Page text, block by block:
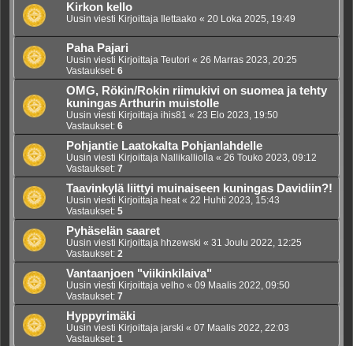
Kirkon kello
Uusin viesti Kirjoittaja Ilettaako « 20 Loka 2025, 19:49
Paha Pajari
Uusin viesti Kirjoittaja Teutori « 26 Marras 2023, 20:25
Vastaukset: 6
OMG, Rökin/Rokin riimukivi on suomea ja tehty
kuningas Arthurin muistolle
Uusin viesti Kirjoittaja ihis81 « 23 Elo 2023, 19:50
Vastaukset: 6
Pohjantie Laatokalta Pohjanlahdelle
Uusin viesti Kirjoittaja Nallikalliolla « 26 Touko 2023, 09:12
Vastaukset: 7
Taavinkylä liittyi muinaiseen kuningas Davidiin?!
Uusin viesti Kirjoittaja heat« 22 Huhti 2023, 15:43
Vastaukset: 5
Pyhäselän saaret
Uusin viesti Kirjoittaja hhzewski « 31 Joulu 2022, 12:25
Vastaukset: 2
Vantaanjoen "viikinkilaiva"
Uusin viesti Kirjoittaja velho « 09 Maalis 2022, 09:50
Vastaukset: 7
Hyppyrimäki
Uusin viesti Kirjoittaja jarski « 07 Maalis 2022, 22:03
Vastaukset: 1